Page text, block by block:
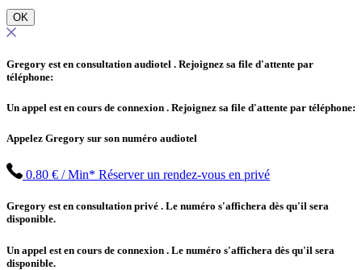
OK
Gregory est en consultation audiotel . Rejoignez sa file d'attente par
téléphone:
Un appel est en cours de connexion . Rejoignez sa file d'attente par téléphone:
Appelez Gregory sur son numéro audiotel
0.80 € / Min* Réserver un rendez-vous en privé
Gregory est en consultation privé . Le numéro s'affichera dès qu'il sera
disponible.
Un appel est en cours de connexion . Le numéro s'affichera dès qu'il sera
disponible.